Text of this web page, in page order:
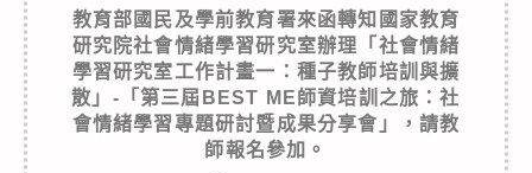
教育部國民及學前教育署來函轉知國家教育
研究院社會情緒學習研究室辦理「社會情緒
學習研究室工作計畫一：種子教師培訓與擴
散」-「第三屆BEST ME師資培訓之旅：社
會情緒學習專題研討暨成果分享會」，請教
師報名參加。